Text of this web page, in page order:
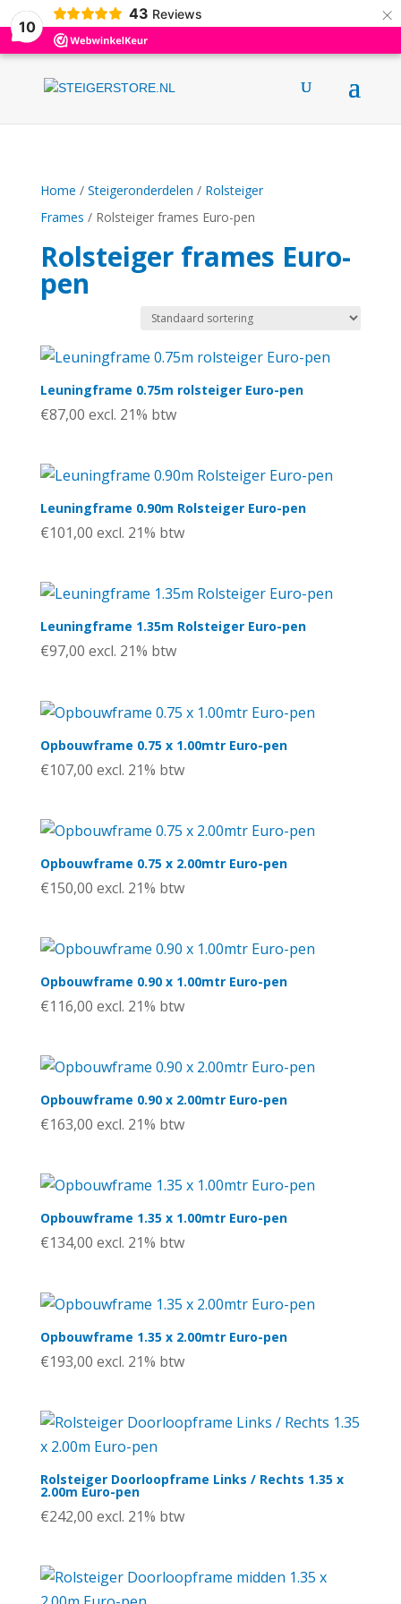
10
43 Reviews ×
0031 (0)6 12376695 info@steigerstore.nl
Home / Steigeronderdelen / Rolsteiger
Frames / Rolsteiger frames Euro-pen
Rolsteiger frames Euro-
pen
Leuningframe 0.75m rolsteiger Euro-pen
€87,00 excl. 21% btw
Leuningframe 0.90m Rolsteiger Euro-pen
€101,00 excl. 21% btw
Leuningframe 1.35m Rolsteiger Euro-pen
€97,00 excl. 21% btw
Opbouwframe 0.75 x 1.00mtr Euro-pen
€107,00 excl. 21% btw
Opbouwframe 0.75 x 2.00mtr Euro-pen
€150,00 excl. 21% btw
Opbouwframe 0.90 x 1.00mtr Euro-pen
€116,00 excl. 21% btw
Opbouwframe 0.90 x 2.00mtr Euro-pen
€163,00 excl. 21% btw
Opbouwframe 1.35 x 1.00mtr Euro-pen
€134,00 excl. 21% btw
Opbouwframe 1.35 x 2.00mtr Euro-pen
€193,00 excl. 21% btw
Rolsteiger Doorloopframe Links / Rechts 1.35 x
2.00m Euro-pen
€242,00 excl. 21% btw